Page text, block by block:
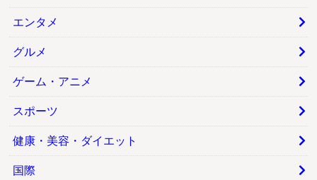
エンタメ
グルメ
ゲーム・アニメ
スポーツ
健康・美容・ダイエット
国際